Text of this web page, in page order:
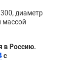
диаметр
массой
в Россию.
с